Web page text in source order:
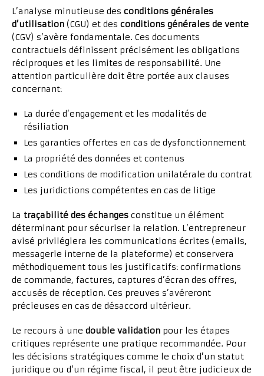
L’analyse minutieuse des conditions générales
d’utilisation (CGU) et des conditions générales de vente
(CGV) s’avère fondamentale. Ces documents
contractuels définissent précisément les obligations
réciproques et les limites de responsabilité. Une
attention particulière doit être portée aux clauses
concernant:
La durée d’engagement et les modalités de
résiliation
Les garanties offertes en cas de dysfonctionnement
La propriété des données et contenus
Les conditions de modification unilatérale du contrat
Les juridictions compétentes en cas de litige
La traçabilité des échanges constitue un élément
déterminant pour sécuriser la relation. L’entrepreneur
avisé privilégiera les communications écrites (emails,
messagerie interne de la plateforme) et conservera
méthodiquement tous les justificatifs: confirmations
de commande, factures, captures d’écran des offres,
accusés de réception. Ces preuves s’avéreront
précieuses en cas de désaccord ultérieur.
Le recours à une double validation pour les étapes
critiques représente une pratique recommandée. Pour
les décisions stratégiques comme le choix d’un statut
juridique ou d’un régime fiscal, il peut être judicieux de